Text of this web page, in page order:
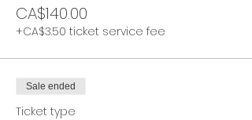
CA$140.00
+CA$3.50 ticket service fee
Sale ended
Ticket type